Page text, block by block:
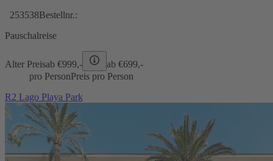
253538Bestellnr.:
Pauschalreise
Alter Preisab €999,- ab €699,-
pro PersonPreis pro Person
R2 Lago Playa Park